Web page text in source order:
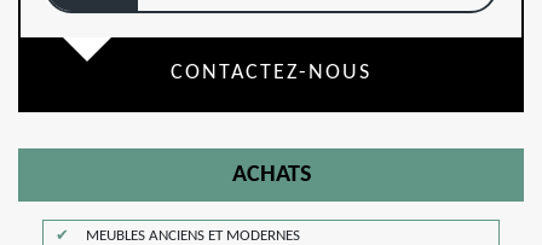
CONTACTEZ-NOUS
ACHATS
MEUBLES ANCIENS ET MODERNES